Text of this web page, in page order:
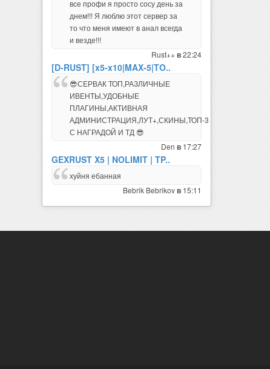
днем!!! Я люблю этот сервер за
то что меня имеют в анал всегда
и везде!!!
[D-RUST] [x5-x10|MAX-5|TO..
😎СЕРВАК ТОП,РАЗЛИЧНЫЕ
ИВЕНТЫ,УДОБНЫЕ
ПЛАГИНЫ,АКТИВНАЯ
АДМИНИСТРАЦИЯ,ЛУТ+,СКИНЫ,ТОП-3
С НАГРАДОЙ И ТД 😎
GEXRUST X5 | NOLIMIT | TP..
хуйня ебанная